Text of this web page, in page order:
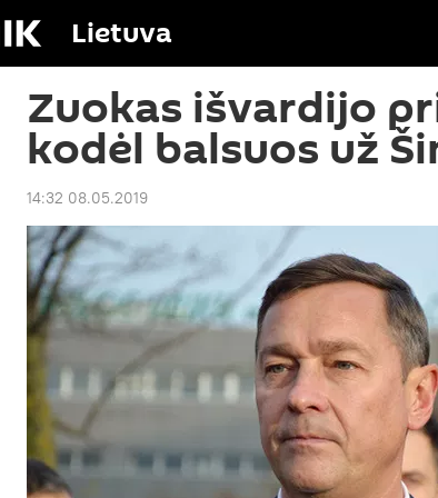
Lietuva
Zuokas išvardijo
kodėl balsuos už
14:32 08.05.2019